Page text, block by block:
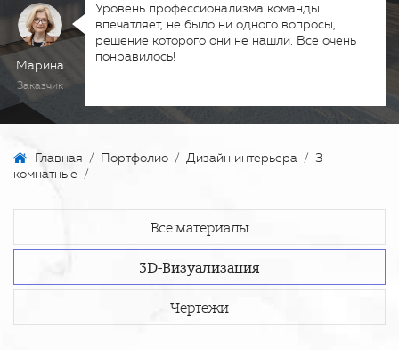
Марина
Заказчик
Уровень профессионализма команды
впечатляет, не было ни одного вопросы,
решение которого они не нашли. Всё очень
понравилось!
Главная / Портфолио / Дизайн интерьера / 3
комнатные /
Все материалы
3D-Визуализация
Чертежи